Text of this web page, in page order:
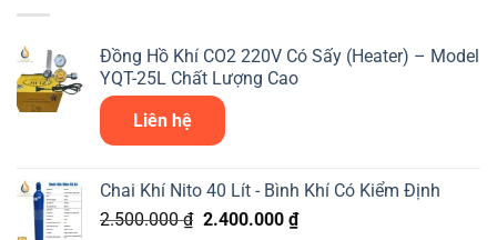
Đồng Hồ Khí CO2 220V Có Sấy (Heater) – Model
YQT-25L Chất Lượng Cao
Liên hệ
Chai Khí Nito 40 Lít - Bình Khí Có Kiểm Định
2.500.000₫ Giá
2.400.000 ₫Giá